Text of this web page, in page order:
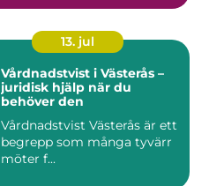
13. jul
Vårdnadstvist i Västerås –
juridisk hjälp när du
behöver den
Vårdnadstvist Västerås är ett
begrepp som många tyvärr
möter f...